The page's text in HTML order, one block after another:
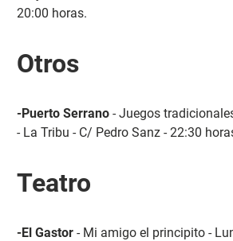
20:00 horas.
Otros
-Puerto Serrano- Juegos
- La Tribu - C/ Pedro Sanz - 22:30
Teatro
-El Gastor- Mi amigo el principito -